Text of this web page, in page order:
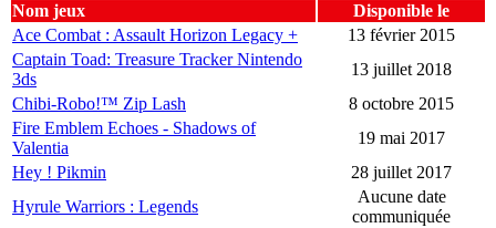
Nom jeux
Disponible le
Ace Combat : Assault Horizon Legacy +
13 février 2015
Captain Toad: Treasure Tracker Nintendo
3ds
13 juillet 2018
Chibi-Robo!™ Zip Lash
8 octobre 2015
Fire Emblem Echoes - Shadows of
Valentia
19 mai 2017
Hey ! Pikmin
28 juillet 2017
Hyrule Warriors : Legends
Aucune date
communiquée